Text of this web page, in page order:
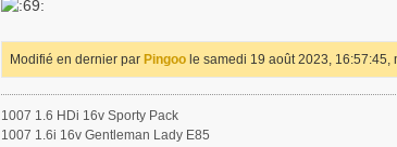
Modifié en dernier par Pingoo le samedi 19 août 2023, 16:57:45,
1007 1.6 HDi 16v Sporty Pack
1007 1.6i 16v Gentleman Lady E85